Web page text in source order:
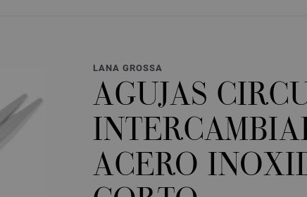
LANA GROSSA
AGUJAS
ACERO